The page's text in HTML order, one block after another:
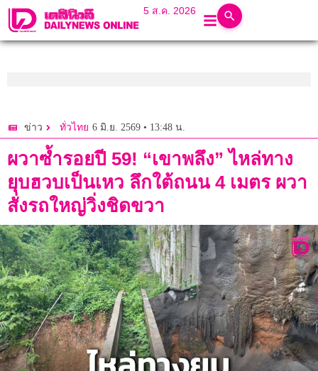
5 ส.ค. 2026
ข่าว ทั่วไทย 6 มิ.ย. 2569 • 13:48 น.
ผวาซ้ำรอยปี 59! “เขาพลึง” ไหล่ทาง
ยุบฮวบเป็นเหว ลึกใต้ถนน 4 เมตร ผวา
สั่งรถใหญ่วิ่งชิดขวา